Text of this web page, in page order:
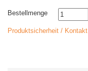
Bestellmenge
Produktsicherheit / Kontakt